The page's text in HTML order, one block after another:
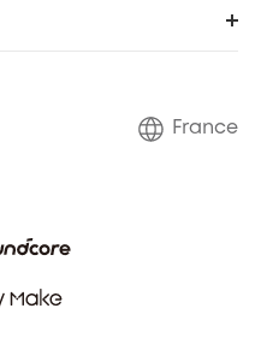
France